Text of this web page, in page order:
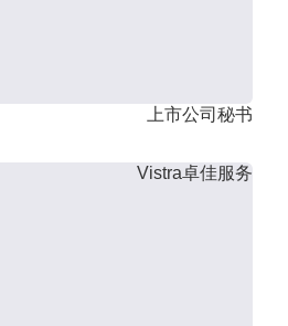
上市公司秘书
Vistra卓佳服务